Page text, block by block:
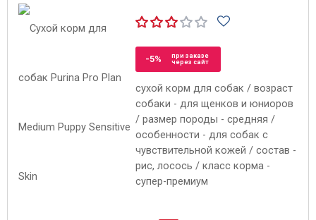
-5%
при заказе
через сайт
сухой корм для собак / возраст
собаки - для щенков и юниоров
/ размер породы - средняя /
особенности - для собак с
чувствительной кожей / состав -
рис, лосось / класс корма -
супер-премиум